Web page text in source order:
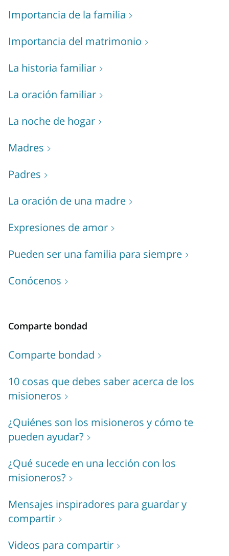
Importancia de la familia
Importancia del matrimonio
La historia familiar
La oración familiar
La noche de hogar
Madres
Padres
La oración de una madre
Expresiones de amor
Pueden ser una familia para siempre
Conócenos
Comparte bondad
Comparte bondad
10 cosas que debes saber acerca de los
misioneros
¿Quiénes son los misioneros y cómo te
pueden ayudar?
¿Qué sucede en una lección con los
misioneros?
Mensajes inspiradores para guardar y
compartir
Videos para compartir